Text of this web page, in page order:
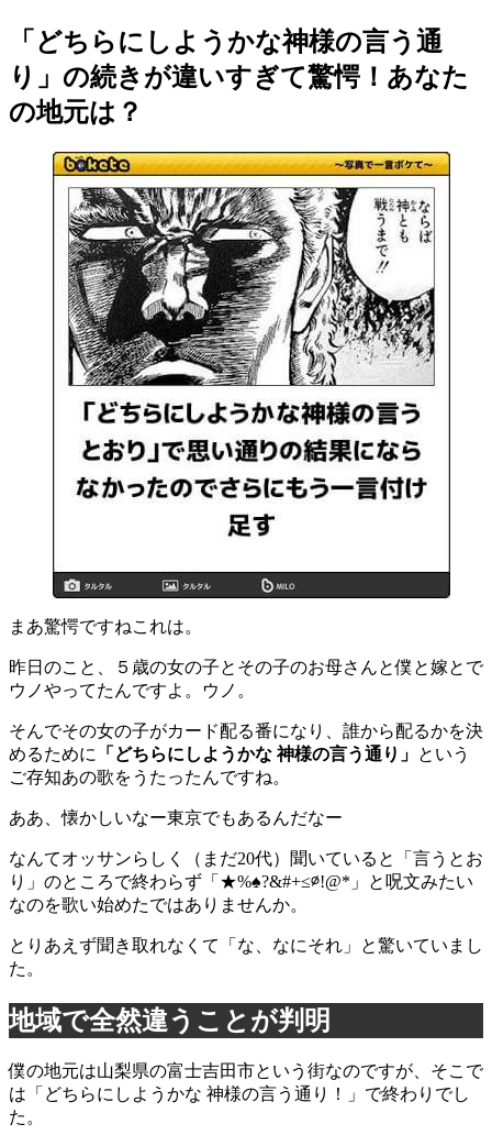
「どちらにしようかな神様の言う通
り」の続きが違いすぎて驚愕！あなた
の地元は？
まあ驚愕ですねこれは。
昨日のこと、５歳の女の子とその子のお母さんと僕と嫁とで
ウノやってたんですよ。ウノ。
そんでその女の子がカード配る番になり、誰から配るかを決
めるために
「どちらにしようかな 神様の言う通り」 という
ご存知あの歌をうたったんですね。
ああ、懐かしいなー東京でもあるんだなー
なんてオッサンらしく（まだ20代）聞いていると「言うとお
り」のところで終わらず「★%♠?&#+≤∅!@*」と呪文みたい
なのを歌い始めたではありませんか。
とりあえず聞き取れなくて「な、なにそれ」と驚いていまし
た。
地域で全然違うことが判明
僕の地元は山梨県の富士吉田市という街なのですが、そこで
は「どちらにしようかな 神様の言う通り！」で終わりでし
た。